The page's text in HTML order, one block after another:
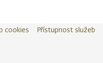
cookies Přístupnost služeb